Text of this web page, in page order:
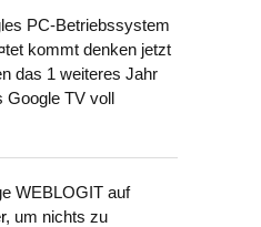
PC-Betriebssystem
kommt denken jetzt
das 1 weiteres Jahr
Google TV voll
WEBLOGIT auf
, um nichts zu